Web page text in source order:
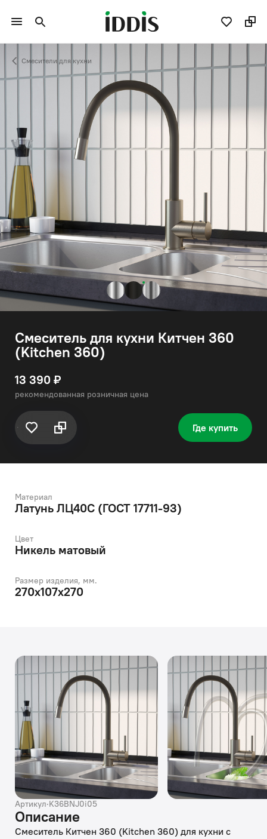
Смесители для кухни
Смеситель для кухни Китчен 360
(Kitchen 360)
13 390 ₽
рекомендованная розничная цена
Где купить
Материал
Латунь ЛЦ40C (ГОСТ 17711-93)
Цвет
Никель матовый
Размер изделия, мм.
270x107x270
Артикул·K36BNJ0i05
Описание
Смеситель Китчен 360 (Kitchen 360) для кухни с